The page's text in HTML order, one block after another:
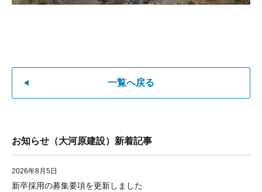
一覧へ戻る
お知らせ（大河原建設）新着記事
2026年8月5日
新卒採用の募集要項を更新しました